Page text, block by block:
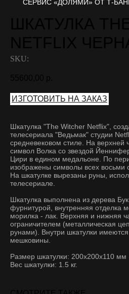
SKU:
ИЗГОТОВИТЬ НА ЗАКАЗ
Шкатулка "The Witcher Netflix",
телесериала "Ведьмак" студии
средневековом стиле. На верхней
символ Волка со звездой
Цири в едином медальоне. По
изображены символы всех восьми
На шкатулке вырезаны руны,
телесериале.
Шкатулка выполнена из дерева
фурнитурой, внутренняя отделка
морилка - лак. Верхняя и нижняя
ограничителем (металлическая
рунами). Внутри шкатулки
мешковины.
Размер шкатулки: 200x200x110 мм
Вес шкатулки: 1.5 кг.